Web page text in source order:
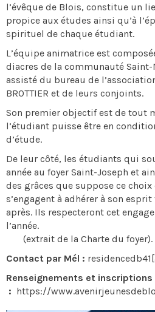
l’évêque de Blois, constitue un
propice aux études ainsi qu’à
spirituel de chaque étudiant.
L’équipe animatrice est
diacres de la communauté
assisté du bureau de
BROTTIER et de leurs conjoints.
Son premier objectif est de tout
l’étudiant puisse être en
d’étude.
De leur côté, les étudiants qui
année au foyer Saint-Joseph et
des grâces que suppose ce
s’engagent à adhérer à son
après. Ils respecteront cet
l’année.
(extrait de la Charte du foyer).
Contact par Mél :
Renseignements et inscriptions
: https://